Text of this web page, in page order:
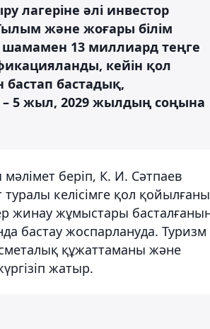
лагеріне әлі инвестор
және жоғары білім
шамамен 13 миллиард теңге
кейін қол
бастадық,
– 5 жыл, 2029 жылдың соңына
беріп, К. И. Сәтпаев
келісімге қол
жинау жұмыстары
бастау жоспарлануда. Туризм
құжаттаманы және
жатыр.